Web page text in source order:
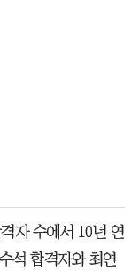
자 수에서 10년 연
석 합격자와 최연